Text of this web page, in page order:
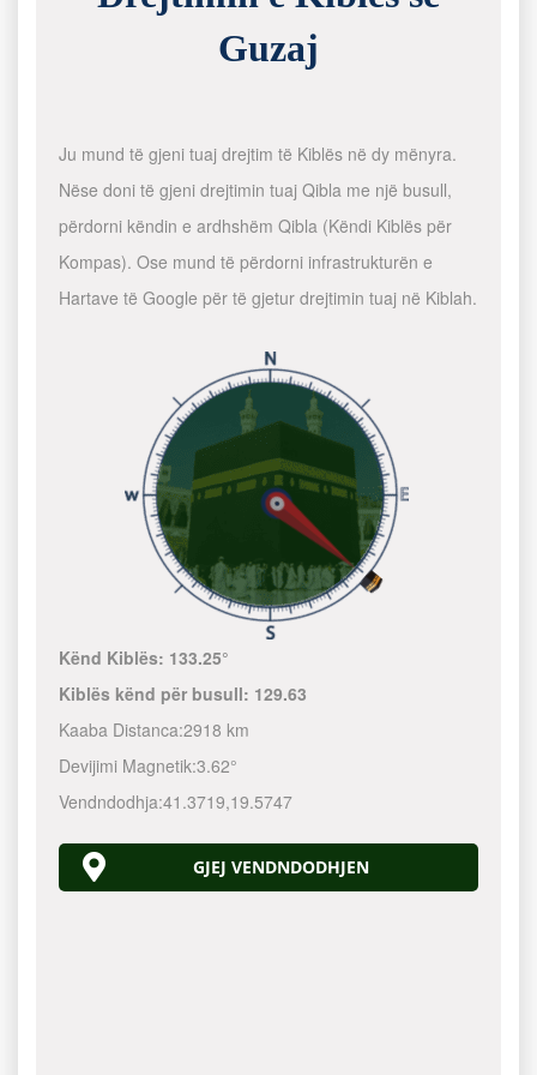
Guzaj
Ju mund të gjeni tuaj drejtim të Kiblës në dy mënyra.
Nëse doni të gjeni drejtimin tuaj Qibla me një busull,
përdorni këndin e ardhshëm Qibla (Këndi Kiblës për
Kompas). Ose mund të përdorni infrastrukturën e
Hartave të Google për të gjetur drejtimin tuaj në Kiblah.
Kënd Kiblës: 133.25°
Kiblës kënd për busull: 129.63
Kaaba Distanca:2918 km
Devijimi Magnetik:3.62°
Vendndodhja:41.3719,19.5747
GJEJ VENDNDODHJEN